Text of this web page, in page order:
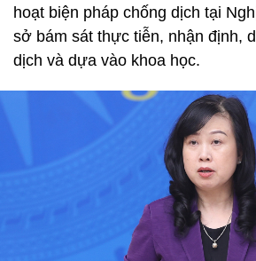
hoạt biện pháp chống dịch tại
sở bám sát thực tiễn, nhận định,
dịch và dựa vào khoa học.